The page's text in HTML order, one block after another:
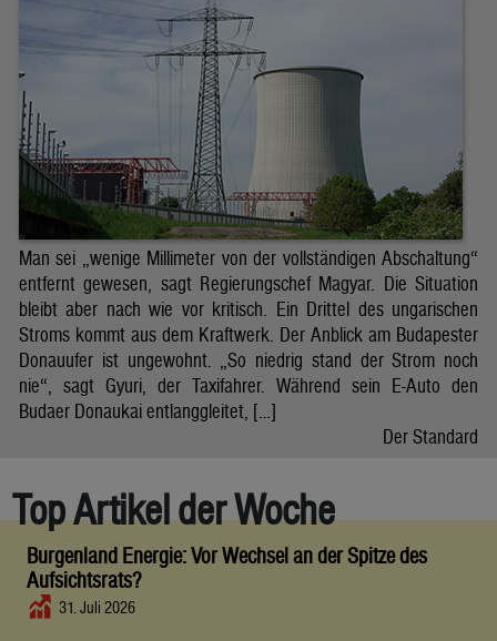
Man sei „wenige Millimeter von der vollständigen Abschaltung“
entfernt gewesen, sagt Regierungschef Magyar. Die Situation
bleibt aber nach wie vor kritisch. Ein Drittel des ungarischen
Stroms kommt aus dem Kraftwerk. Der Anblick am Budapester
Donauufer ist ungewohnt. „So niedrig stand der Strom noch
nie“, sagt Gyuri, der Taxifahrer. Während sein E-Auto den
Budaer Donaukai entlanggleitet, […]
Der Standard
Top Artikel der Woche
Burgenland Energie: Vor Wechsel an der Spitze des
Aufsichtsrats?
31. Juli 2026